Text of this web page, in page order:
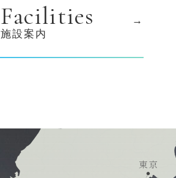
Facilities
施設案内